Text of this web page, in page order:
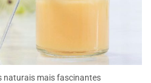
naturais mais fascinantes